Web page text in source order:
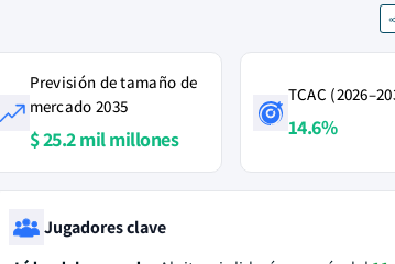
Previsión de tamaño de
mercado 2035
$ 25.2 mil millones
TCAC
14.6%
Jugadores clave